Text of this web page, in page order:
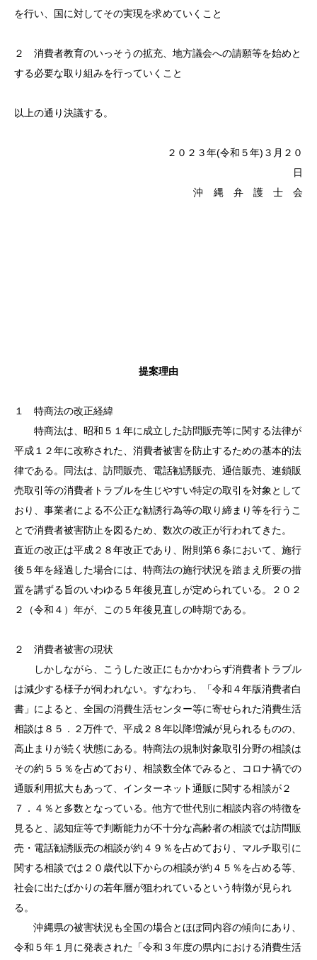
を行い、国に対してその実現を求めていくこと
２ 消費者教育のいっそうの拡充、地方議会への請願等を始めと
する必要な取り組みを行っていくこと
以上の通り決議する。
２０２３年(令和５年) ３月２０
日
沖 縄 弁 護 士 会
提案理由
１ 特商法の改正経緯
特商法は、昭和５１年に成立した訪問販売等に関する法律が
平成１２年に改称された、消費者被害を防止するための基本的法
律である。同法は、訪問販売、電話勧誘販売、通信販売、連鎖販
売取引等の消費者トラブルを生じやすい特定の取引を対象として
おり、事業者による不公正な勧誘行為等の取り締まり等を行うこ
とで消費者被害防止を図るため、数次の改正が行われてきた。
直近の改正は平成２８年改正であり、附則第６条において、施行
後５年を経過した場合には、特商法の施行状況を踏まえ所要の措
置を講ずる旨のいわゆる５年後見直しが定められている。２０２
２（令和４）年が、この５年後見直しの時期である。
２ 消費者被害の現状
しかしながら、こうした改正にもかかわらず消費者トラブル
は減少する様子が伺われない。すなわち、「令和４年版消費者白
書」によると、全国の消費生活センター等に寄せられた消費生活
相談は８５．２万件で、平成２８年以降増減が見られるものの、
高止まりが続く状態にある。特商法の規制対象取引分野の相談は
その約５５％を占めており、相談数全体でみると、コロナ禍での
通販利用拡大もあって、インターネット通販に関する相談が２
７．４％と多数となっている。他方で世代別に相談内容の特徴を
見ると、認知症等で判断能力が不十分な高齢者の相談では訪問販
売・電話勧誘販売の相談が約４９％を占めており、マルチ取引に
関する相談では２０歳代以下からの相談が約４５％を占める等、
社会に出たばかりの若年層が狙われているという特徴が見られ
る。
沖縄県の被害状況も全国の場合とほぼ同内容の傾向にあり、
令和５年１月に発表された「令和３年度の県内における消費生活